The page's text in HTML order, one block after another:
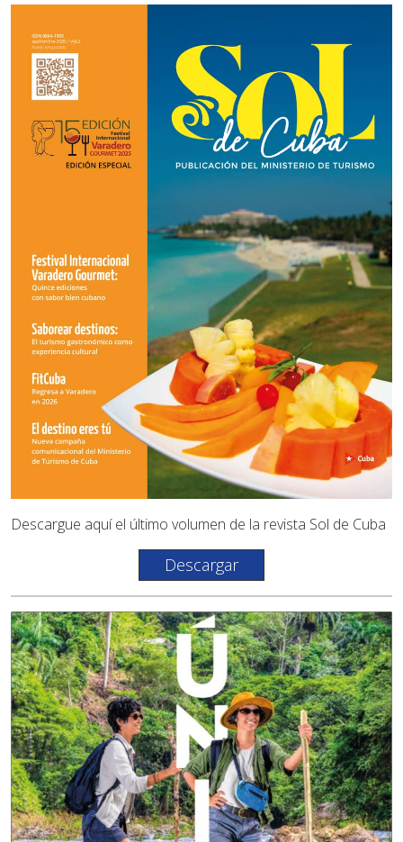
Descargue aquí el último volumen de la revista Sol de Cuba
Descargar